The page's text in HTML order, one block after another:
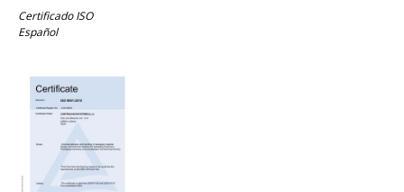
Certificado ISO
Español